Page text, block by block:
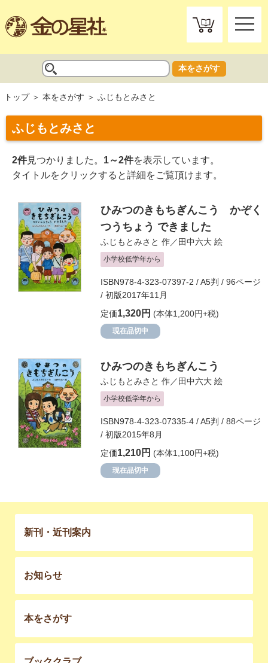
toggle
本をさがす
トップ 本をさがす ふじもとみさと
ふじもとみさと
2件見つかりました。 1～2件を表示しています。
タイトルをクリックすると詳細をご覧頂けます。
ひみつのきもちぎんこう かぞく
つうちょう できました
ふじもとみさと 作／ 田中六大 絵
小学校低学年から
ISBN978-4-323-07397-2 / A5判 / 96ページ
/ 初版2017年11月
定価1,320円 (本体1,200円+税)
現在品切中
ひみつのきもちぎんこう
ふじもとみさと 作／ 田中六大 絵
小学校低学年から
ISBN978-4-323-07335-4 / A5判 / 88ページ
/ 初版2015年8月
定価1,210円 (本体1,100円+税)
現在品切中
新刊・近刊案内
お知らせ
本をさがす